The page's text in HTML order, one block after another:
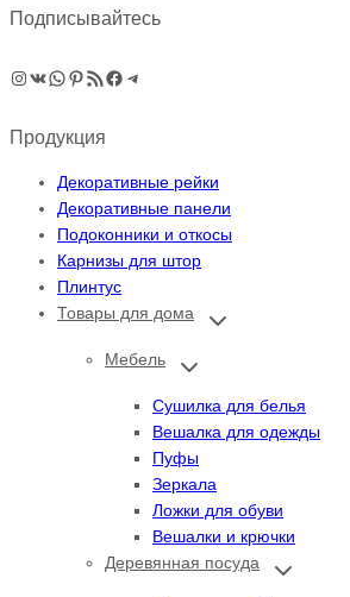
Подписывайтесь
Instagram
ВКонтакте
WhatsApp
Pinterest
RSS-рассылка
Facebook
Telegram
Продукция
Декоративные рейки
Декоративные панели
Подоконники и откосы
Карнизы для штор
Плинтус
Товары для дома
Переключить
дочернее
Мебель
Переключить
дочернее
Сушилка для белья
Вешалка для одежды
Пуфы
Зеркала
Ложки для обуви
Вешалки и крючки
Деревянная посуда
Переключить
дочернее